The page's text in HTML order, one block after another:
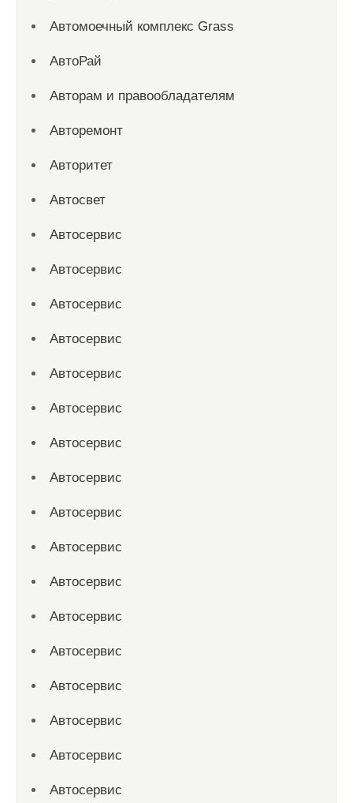
Автомоечный комплекс Grass
АвтоРай
Авторам и правообладателям
Авторемонт
Авторитет
Автосвет
Автосервис
Автосервис
Автосервис
Автосервис
Автосервис
Автосервис
Автосервис
Автосервис
Автосервис
Автосервис
Автосервис
Автосервис
Автосервис
Автосервис
Автосервис
Автосервис
Автосервис